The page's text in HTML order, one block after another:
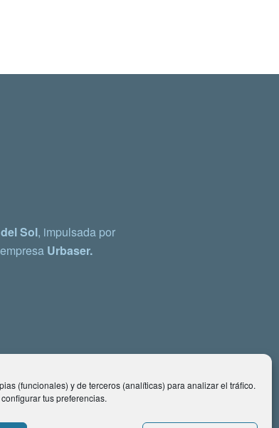
(funcionales) y de terceros (analíticas) para analizar el tráfico.
tus preferencias.
Sol, impulsada por
Urbaser.